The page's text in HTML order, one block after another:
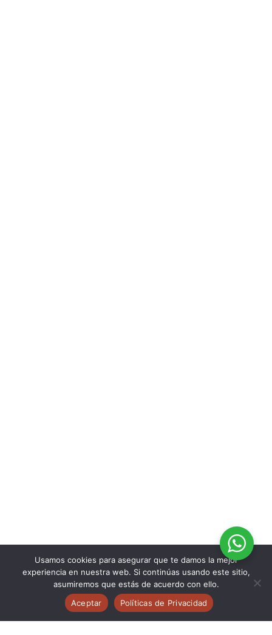
Usamos cookies para asegurar que te damos la mejor
experiencia en nuestra web. Si continúas usando este sitio,
asumiremos que estás de acuerdo con ello.
Aceptar
Políticas de Privacidad